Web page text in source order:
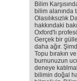
Bilim
bilim alanında
Olasılıksızlık
hakkındaki
Oxford'lı
Gerçek bir
daha ağır.
Topu bırakın
burnunuzun
deneye
bilimin doğal